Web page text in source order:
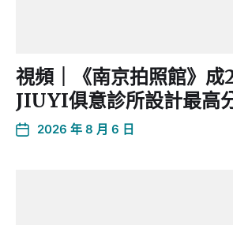
視頻｜《南京拍照館》
JIUYI俱意診所設計最高
2026 年 8 月 6 日